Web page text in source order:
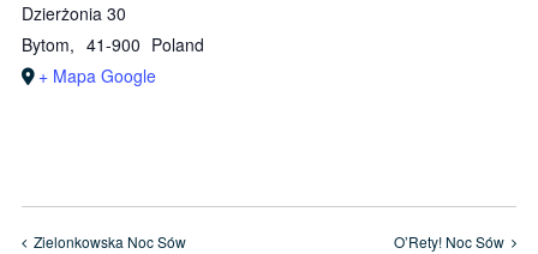
Dzierżonia 30
Bytom, 41-900 Poland
+ Mapa Google
Zielonkowska Noc Sów O’Rety! Noc Sów